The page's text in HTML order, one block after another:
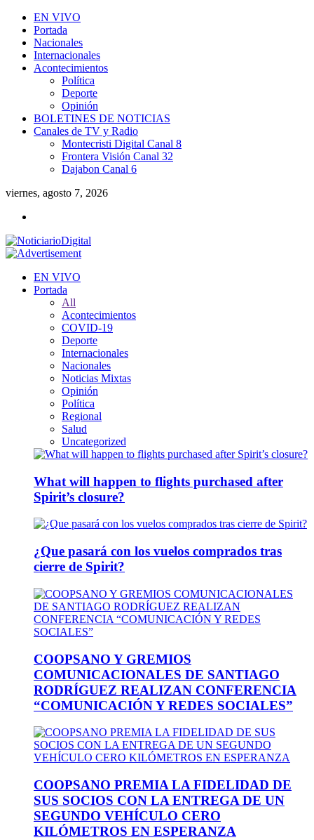
EN VIVO
Portada
Nacionales
Internacionales
Acontecimientos
Política
Deporte
Opinión
BOLETINES DE NOTICIAS
Canales de TV y Radio
Montecristi Digital Canal 8
Frontera Visión Canal 32
Dajabon Canal 6
viernes, agosto 7, 2026
EN VIVO
Portada
All
Acontecimientos
COVID-19
Deporte
Internacionales
Nacionales
Noticias Mixtas
Opinión
Política
Regional
Salud
Uncategorized
What will happen to flights purchased after
Spirit’s closure?
¿Que pasará con los vuelos comprados tras
cierre de Spirit?
COOPSANO Y GREMIOS
COMUNICACIONALES DE SANTIAGO
RODRÍGUEZ REALIZAN CONFERENCIA
“COMUNICACIÓN Y REDES SOCIALES”
COOPSANO PREMIA LA FIDELIDAD DE
SUS SOCIOS CON LA ENTREGA DE UN
SEGUNDO VEHÍCULO CERO
KILÓMETROS EN ESPERANZA